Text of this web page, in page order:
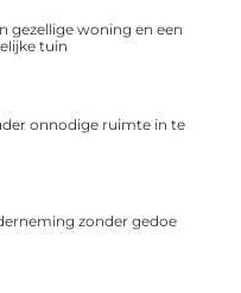
gezellige woning en een
tuin
onnodige ruimte in te
zonder gedoe